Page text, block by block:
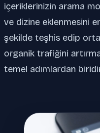
içeriklerinizin arama
ve dizine eklenmesini
şekilde teşhis edip
organik trafiğini
temel adımlardan